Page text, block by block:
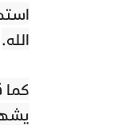
الله.
كما